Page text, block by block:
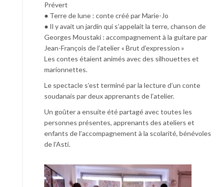
Prévert
● Terre de lune : contecréé par Marie-Jo
● Il y avait un jardin qui s’appelait la terre, chanson de
Georges Moustaki : accompagnement à la guitare par
Jean-François de l’atelier « Brut d’expression »
Les contes étaient animés avec des silhouettes et
marionnettes.
Le spectacle s’est terminé par la lecture d’un conte
soudanais par deux apprenants de l’atelier.
Un goûter a ensuite été partagé avec toutes les
personnes présentes, apprenants des ateliers et
enfants de l’accompagnement à la scolarité, bénévoles
de l’Asti.